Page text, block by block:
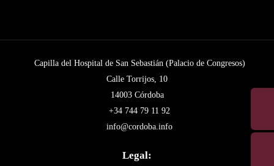
Capilla del Hospital de San Sebastián (Palacio de Congresos)
Calle Torrijos, 10
14003 Córdoba
+34 744 79 11 92
info@cordoba.info
Legal: